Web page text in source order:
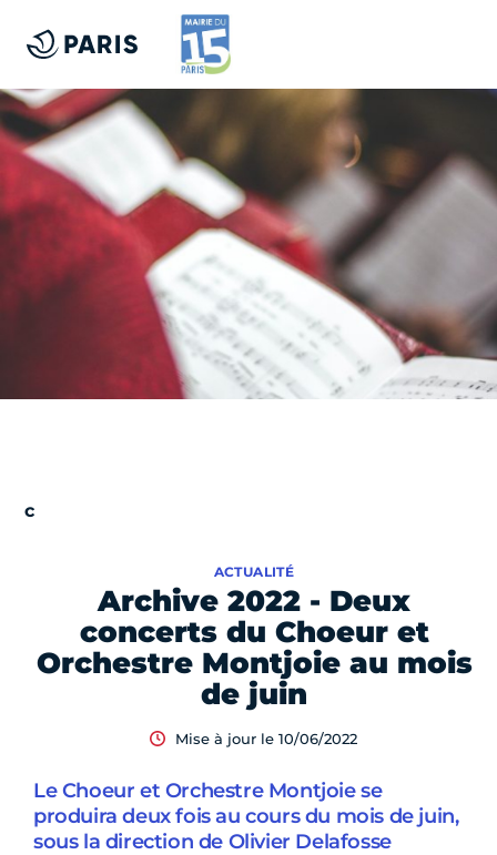
Archive 2022 - Deux
concerts du Choeur et
Orchestre Montjoie au mois
de juin
ACTUALITÉ
Mise à jour le 10/06/2022
Le Choeur et Orchestre Montjoie se
produira deux fois au cours du mois de juin,
sous la direction de Olivier Delafosse